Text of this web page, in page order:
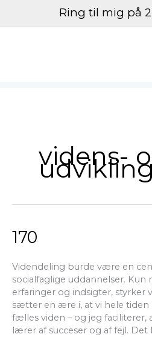
Ring til mig på
videns-
170
Videndeling burde være en
socialfaglige uddannelser. Kun
erfaringer og indsigter, styrker
sætter en ære i, at vi hele tiden
fælles viden – og jeg faciliterer,
lærer af succeser og af fejl.
170